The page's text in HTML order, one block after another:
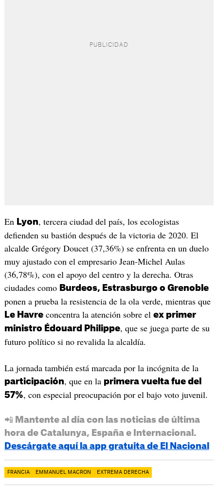
En Lyon, tercera ciudad del país, los ecologistas
defienden su bastión después de la victoria de 2020. El
alcalde Grégory Doucet (37,36%) se enfrenta en un duelo
muy ajustado con el empresario Jean-Michel Aulas
(36,78%), con el apoyo del centro y la derecha. Otras
ciudades como Burdeos, Estrasburgo o Grenoble
ponen a prueba la resistencia de la ola verde, mientras que
Le Havreconcentra la atención sobre el ex primer
ministro Édouard Philippe, que se juega parte de su
futuro político si no revalida la alcaldía.
La jornada también está marcada por la incógnita de la
participación, que en la primera vuelta fue del
57%, con especial preocupación por el bajo voto juvenil.
📲 Mantente al día con las noticias de última
hora de Catalunya, España e Internacional.
Descárgate aquí la app gratuita de El Nacional
FRANCIA EMMANUEL MACRON EXTREMA DERECHA